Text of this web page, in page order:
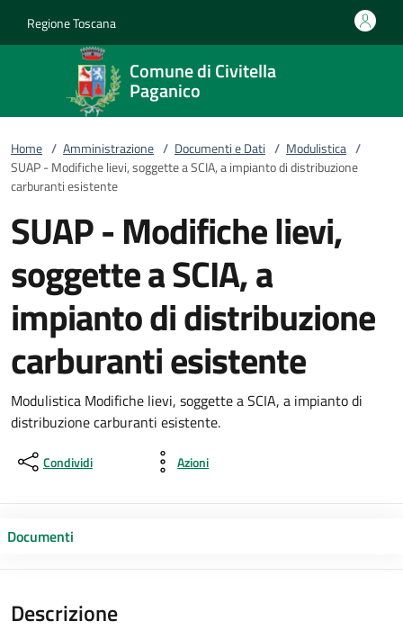
Regione Toscana
Comune di Civitella
Paganico
Home / Amministrazione / Documenti e Dati / Modulistica /
SUAP - Modifiche lievi, soggette a SCIA, a impianto di distribuzione
carburanti esistente
SUAP - Modifiche lievi,
soggette a SCIA, a
impianto di distribuzione
carburanti esistente
Modulistica Modifiche lievi, soggette a SCIA, a impianto di
distribuzione carburanti esistente.
Condividi Azioni
Documenti
Descrizione